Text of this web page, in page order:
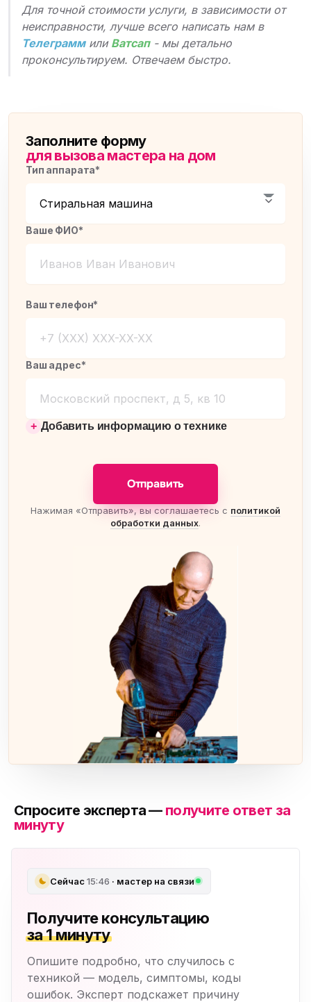
Для точной стоимости услуги, в зависимости от
неисправности, лучше всего написать нам в
Телеграмм или Ватсап- мы детально
проконсультируем. Отвечаем быстро.
Заполните форму
для вызова мастера на дом
Тип аппарата*
Ваше ФИО*
Ваш телефон*
Ваш адрес*
Добавить информацию о технике
Отправить
Нажимая «Отправить», вы соглашаетесь с политикой
обработки данных.
Спросите эксперта — получите ответ за
минуту
Сейчас15:46 · мастер на связи
Получите консультацию
за 1 минуту
Опишите подробно, что случилось с
техникой — модель, симптомы, коды
ошибок. Эксперт подскажет причину